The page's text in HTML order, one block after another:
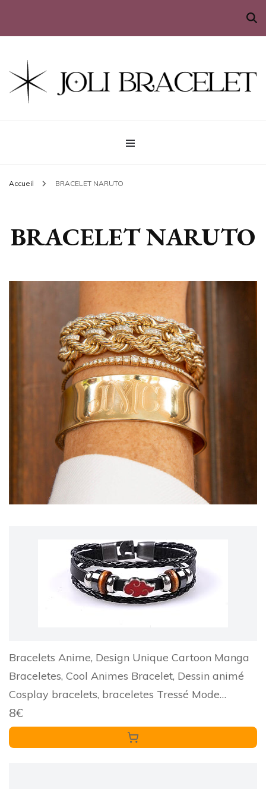
Joli Bracelet
Sublimez votre poignet
Accueil BRACELET NARUTO
BRACELET NARUTO
Bracelets Anime, Design Unique Cartoon Manga
Braceletes, Cool Animes Bracelet, Dessin animé
Cosplay bracelets, braceletes Tressé Mode
Simple, bracelet Fashion Vintage pour Amis
Adulte Adolescent
8€